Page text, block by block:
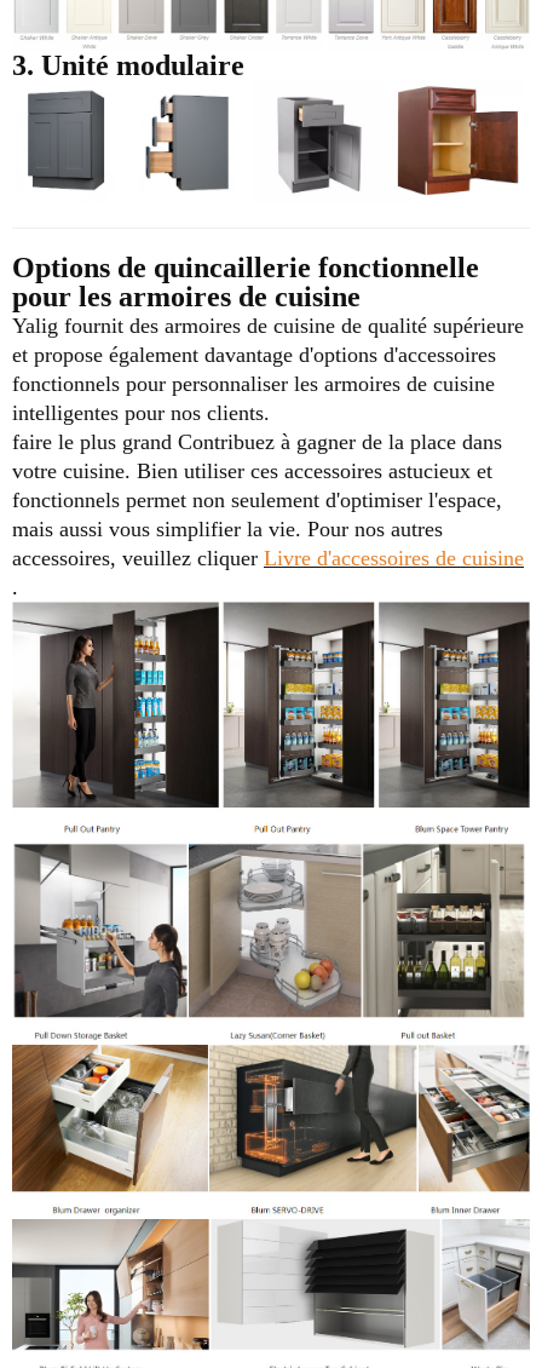
3. Unité modulaire
Options de quincaillerie fonctionnelle
pour les armoires de cuisine
Yalig fournit des armoires de cuisine de qualité supérieure
et propose également davantage d'options d'accessoires
fonctionnels pour personnaliser les armoires de cuisine
intelligentes pour nos clients.
faire le plus grand Contribuez à gagner de la place dans
votre cuisine. Bien utiliser ces accessoires astucieux et
fonctionnels permet non seulement d'optimiser l'espace,
mais aussi vous simplifier la vie. Pour nos autres
accessoires, veuillez cliquer Livre d'accessoires de cuisine
.